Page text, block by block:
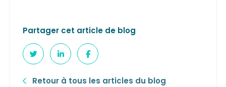
Partager cet article de blog
Retour à tous les articles du blog